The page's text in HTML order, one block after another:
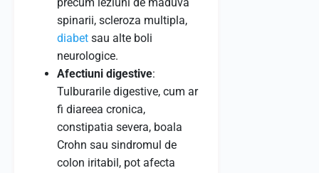
spinarii, scleroza multipla,
diabet sau alte boli
neurologice.
Afectiuni digestive:
Tulburarile digestive, cum ar
fi diareea cronica,
constipatia severa, boala
Crohn sau sindromul de
colon iritabil, pot afecta